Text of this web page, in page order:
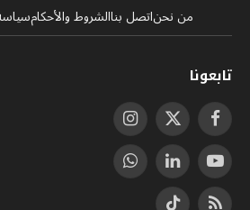
من نحناتصل بناالشروط والأحكام
تابعونا
فيسبوكX
(Twitter)
الانستغرام
يوتيوب لينكدإنواتساب